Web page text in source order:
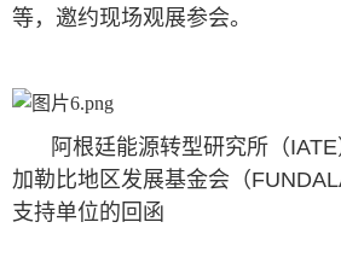
等，邀约现场观展参会。
阿根廷能源转型研究所（
加勒比地区发展基金会（
支持单位的回函